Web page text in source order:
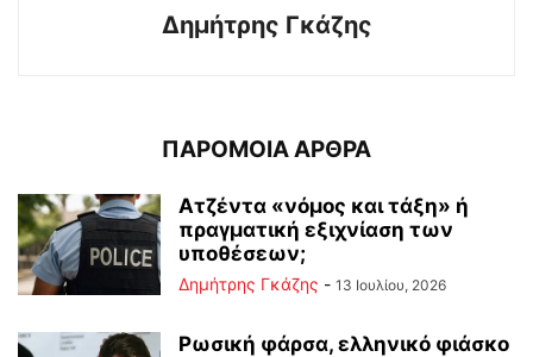
Δημήτρης Γκάζης
ΠΑΡΟΜΟΙΑ ΑΡΘΡΑ
Ατζέντα «νόμος και τάξη» ή
πραγματική εξιχνίαση των
υποθέσεων;
Δημήτρης Γκάζης - 13 Ιουλίου, 2026
Ρωσική φάρσα, ελληνικό φιάσκο